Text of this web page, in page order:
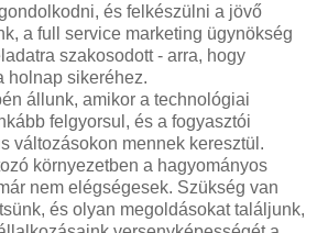
és felkészülni a jövő
a full service marketing ügynökség
szakosodott - arra, hogy
holnap sikeréhez.
állunk, amikor a technológiai
felgyorsul, és a fogyasztói
változásokon mennek keresztül.
környezetben a hagyományos
nem elégségesek. Szükség van
és olyan megoldásokat találjunk,